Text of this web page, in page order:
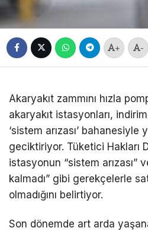
+ -
Akaryakıt zammını hızla
akaryakıt istasyonları,
‘sistem arızası’ bahanesiyle
geciktiriyor. Tüketici Hakları
istasyonun “sistem arızası”
kalmadı” gibi gerekçelerle
olmadığını belirtiyor.
Son dönemde art arda